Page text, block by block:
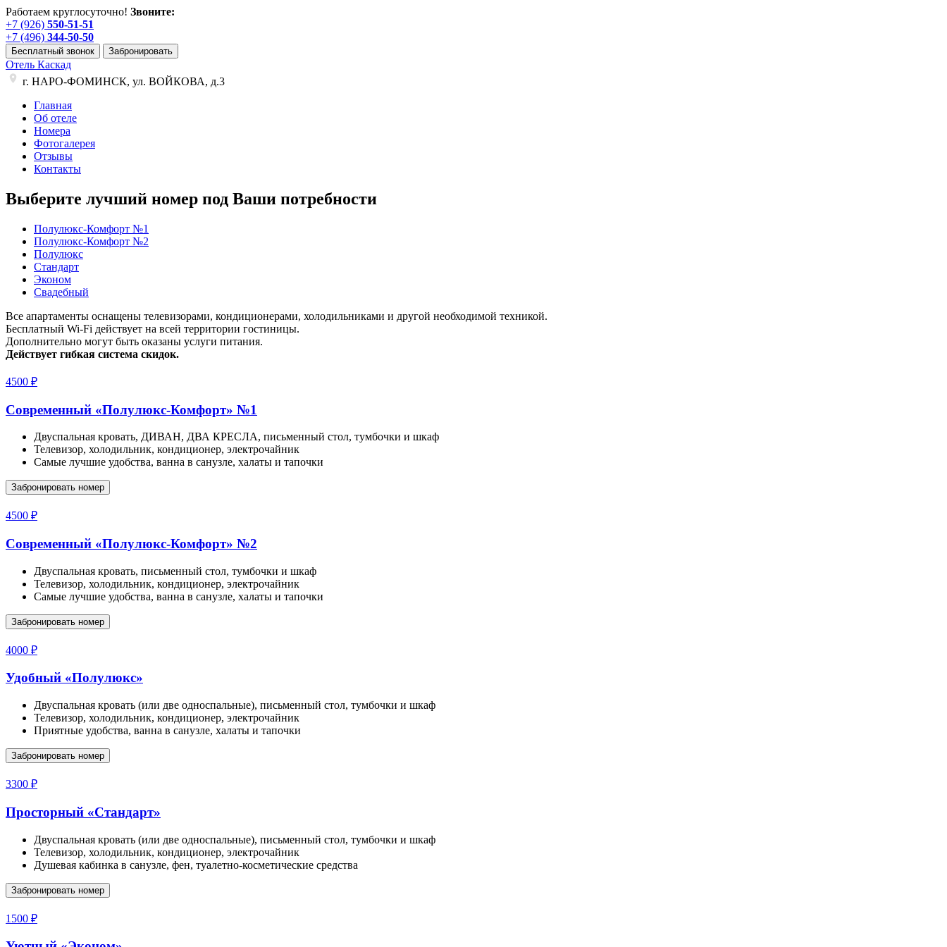
Работаем круглосуточно! Звоните:
+7 (926) 550-51-51
+7 (496) 344-50-50
Бесплатный звонок Забронировать
Отель Каскад
г. НАРО-ФОМИНСК, ул. ВОЙКОВА, д.3
Главная
Об отеле
Номера
Фотогалерея
Отзывы
Контакты
Выберите лучший номер под Ваши потребности
Полулюкс-Комфорт №1
Полулюкс-Комфорт №2
Полулюкс
Стандарт
Эконом
Свадебный
Все апартаменты оснащены телевизорами, кондиционерами, холодильниками и другой необходимой техникой.
Бесплатный Wi-Fi действует на всей территории гостиницы.
Дополнительно могут быть оказаны услуги питания.
Действует гибкая система скидок.
4500 ₽
Современный «Полулюкс-Комфорт» №1
Двуспальная кровать, ДИВАН, ДВА КРЕСЛА, письменный стол, тумбочки и шкаф
Телевизор, холодильник, кондиционер, электрочайник
Самые лучшие удобства, ванна в санузле, халаты и тапочки
Забронировать номер
4500 ₽
Современный «Полулюкс-Комфорт» №2
Двуспальная кровать, письменный стол, тумбочки и шкаф
Телевизор, холодильник, кондиционер, электрочайник
Самые лучшие удобства, ванна в санузле, халаты и тапочки
Забронировать номер
4000 ₽
Удобный «Полулюкс»
Двуспальная кровать (или две односпальные), письменный стол, тумбочки и шкаф
Телевизор, холодильник, кондиционер, электрочайник
Приятные удобства, ванна в санузле, халаты и тапочки
Забронировать номер
3300 ₽
Просторный «Стандарт»
Двуспальная кровать (или две односпальные), письменный стол, тумбочки и шкаф
Телевизор, холодильник, кондиционер, электрочайник
Душевая кабинка в санузле, фен, туалетно-косметические средства
Забронировать номер
1500 ₽